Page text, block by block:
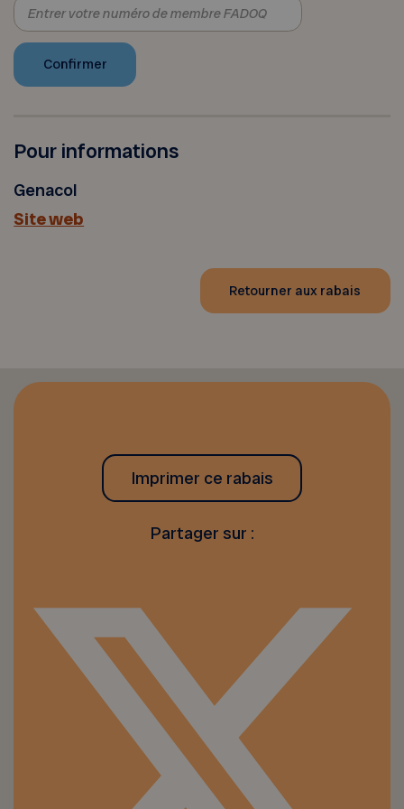
Pour informations
Genacol
Site web
Retourner aux rabais
Imprimer ce rabais
Partager sur :